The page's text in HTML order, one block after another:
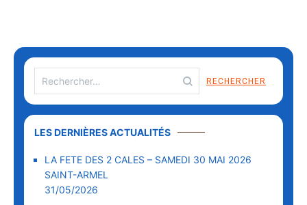
LES DERNIÈRES ACTUALITÉS
LA FETE DES 2 CALES – SAMEDI 30 MAI 2026
SAINT-ARMEL
31/05/2026